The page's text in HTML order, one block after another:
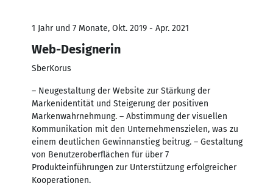
1 Jahr und 7 Monate, Okt. 2019 - Apr. 2021
Web-Designerin
SberKorus
– Neugestaltung der Website zur Stärkung der
Markenidentität und Steigerung der positiven
Markenwahrnehmung. – Abstimmung der visuellen
Kommunikation mit den Unternehmenszielen, was zu
einem deutlichen Gewinnanstieg beitrug. – Gestaltung
von Benutzeroberflächen für über 7
Produkteinführungen zur Unterstützung erfolgreicher
Kooperationen.